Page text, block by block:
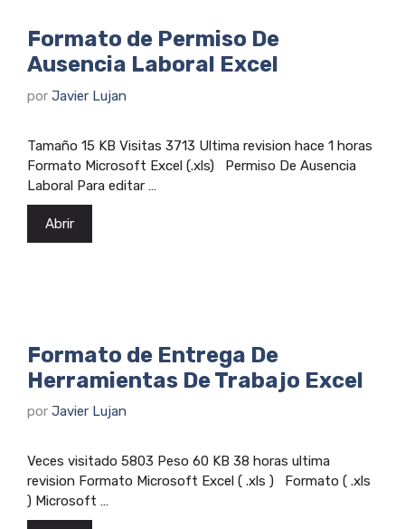
Formato de Permiso De
Ausencia Laboral Excel
por Javier Lujan
Tamaño 15 KB Visitas 3713 Ultima revision hace 1 horas
Formato Microsoft Excel (.xls) Permiso De Ausencia
Laboral Para editar …
Abrir
Formato de Entrega De
Herramientas De Trabajo Excel
por Javier Lujan
Veces visitado 5803 Peso 60 KB 38 horas ultima
revision Formato Microsoft Excel ( .xls ) Formato ( .xls
) Microsoft …